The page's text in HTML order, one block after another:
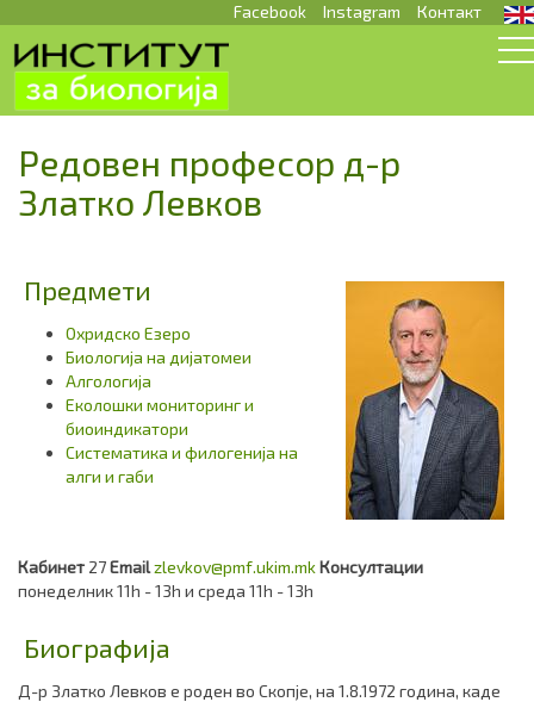
Facebook Instagram Контакт
Редовен професор д-р
Златко Левков
Предмети
Охридско Езеро
Биологија на дијатомеи
Алгологија
Еколошки мониторинг и
биоиндикатори
Систематика и филогенија на
алги и габи
Кабинет 27Emailzlevkov@pmf.ukim.mkКонсултации
понеделник 11h - 13h и среда 11h - 13h
Биографија
Д-р Златко Левков е роден во Скопје, на 1.8.1972 година, каде